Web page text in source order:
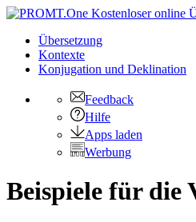
Übersetzung
Kontexte
Konjugation und Deklination
Feedback
Hilfe
Apps laden
Werbung
Beispiele für die